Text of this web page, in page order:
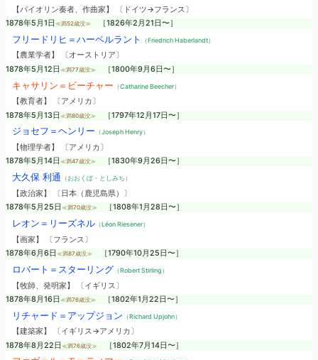
【バイオリン奏者、作曲家】 〔ドイツ→フランス〕
1878年5月1日 ≪満52歳没≫ ［1826年2月21日〜］
フリードリヒ＝ハーベルラント （Friedrich Haberlandt）
【農業学者】 〔オーストリア〕
1878年5月12日 ≪満77歳没≫ ［1800年9月6日〜］
キャサリン＝ビーチャー （Catharine Beecher）
【教育者】 〔アメリカ〕
1878年5月13日 ≪満80歳没≫ ［1797年12月17日〜］
ジョセフ＝ヘンリー （Joseph Henry）
【物理学者】 〔アメリカ〕
1878年5月14日 ≪満47歳没≫ ［1830年9月26日〜］
大久保 利通 （おおくぼ・としみち）
【政治家】 〔日本（鹿児島県）〕
1878年5月25日 ≪満70歳没≫ ［1808年1月28日〜］
レオン＝リーズネル（Léon Riesener）
【画家】 〔フランス〕
1878年6月6日 ≪満87歳没≫ ［1790年10月25日〜］
ロバート＝スターリング （Robert Stirling）
【牧師、発明家】 〔イギリス〕
1878年8月16日 ≪満76歳没≫ ［1802年1月22日〜］
リチャード＝アップジョン （Richard Upjohn）
【建築家】 〔イギリス→アメリカ〕
1878年8月22日 ≪満76歳没≫ ［1802年7月14日〜］